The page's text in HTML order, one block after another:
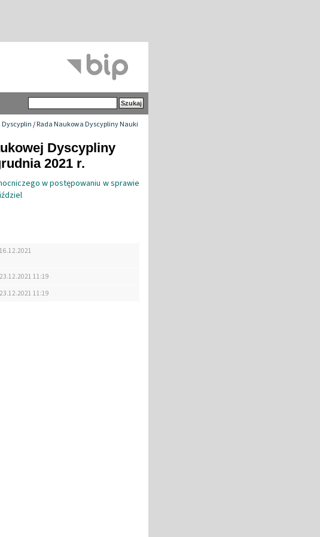
Dyscyplin/Rada Naukowa Dyscypliny Nauki
Dyscypliny
2021 r.
w postępowaniu w sprawie
11:19
11:19